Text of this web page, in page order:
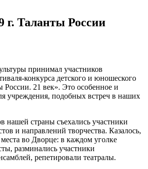
г. Таланты России
принимал участников
конкурса детского и юношеского
России. 21 век». Это особенное и
учреждения, подобных встреч в наших
страны съехались участники
и направлений творчества. Казалось,
во Дворце: в каждом уголке
разминались участники
репетировали театралы.